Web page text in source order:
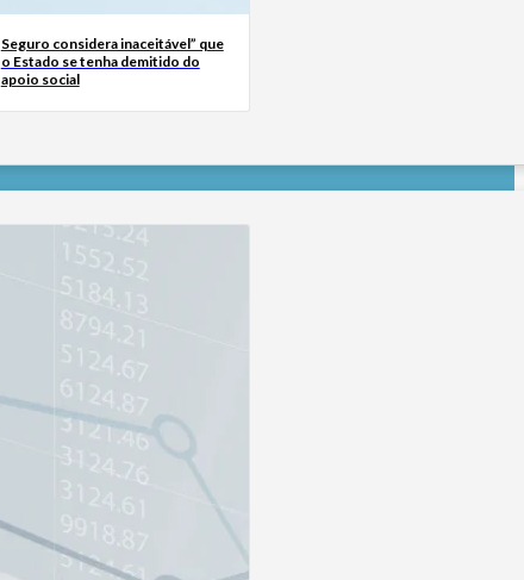
Seguro considera inaceitável” que
o Estado se tenha demitido do
apoio social